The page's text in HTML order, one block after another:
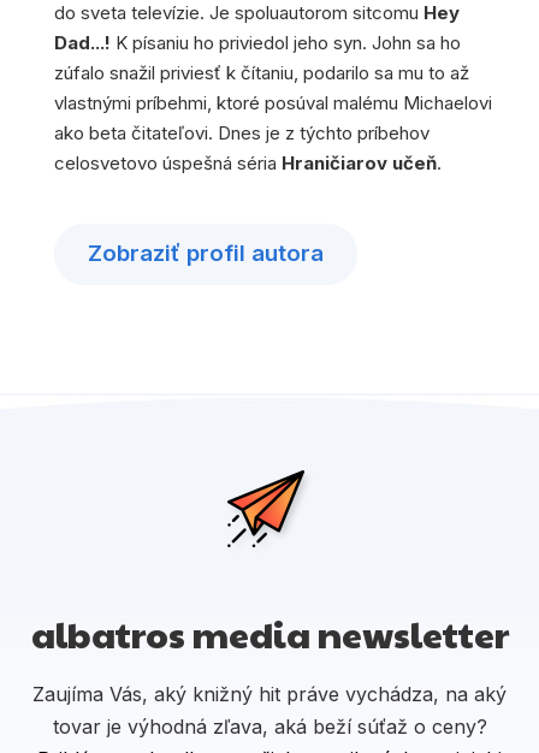
do sveta televízie. Je spoluautorom sitcomu Hey
Dad...! K písaniu ho priviedol jeho syn. John sa ho
zúfalo snažil priviesť k čítaniu, podarilo sa mu to až
vlastnými príbehmi, ktoré posúval malému Michaelovi
ako beta čitateľovi. Dnes je z týchto príbehov
celosvetovo úspešná séria Hraničiarov učeň.
Zobraziť profil autora
albatros media newsletter
Zaujíma Vás, aký knižný hit práve vychádza, na aký
tovar je výhodná zľava, aká beží súťaž o ceny?